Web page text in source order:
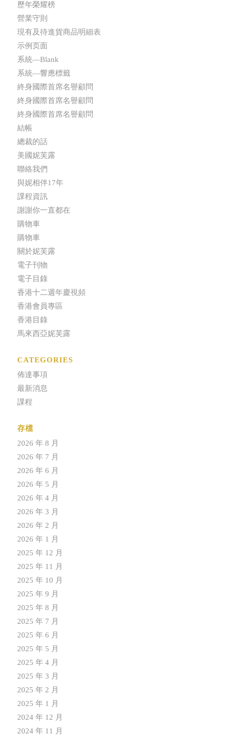
歷年榮耀榜
營業守則
現有及待進貨商品明細表
示例页面
系統—Blank
系統—響應標籤
終身國際首席名譽顧問
終身國際首席名譽顧問
終身國際首席名譽顧問
結帳
總裁的話
美國妮芙露
聯絡我們
與妮相伴17年
課程資訊
謝謝你一直都在
購物車
購物車
關於妮芙露
電子刊物
電子目錄
香港十二週年慶視頻
香港會員專區
香港目錄
馬來西亞妮芙露
CATEGORIES
佈達事項
最新消息
課程
存檔
2026 年 8 月
2026 年 7 月
2026 年 6 月
2026 年 5 月
2026 年 4 月
2026 年 3 月
2026 年 2 月
2026 年 1 月
2025 年 12 月
2025 年 11 月
2025 年 10 月
2025 年 9 月
2025 年 8 月
2025 年 7 月
2025 年 6 月
2025 年 5 月
2025 年 4 月
2025 年 3 月
2025 年 2 月
2025 年 1 月
2024 年 12 月
2024 年 11 月